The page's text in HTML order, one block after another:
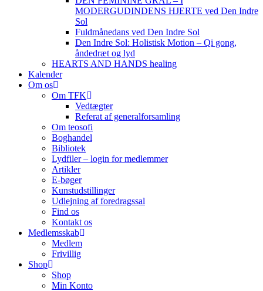
MODERGUDINDENS HJERTE ved Den Indre
Sol
Fuldmånedans ved Den Indre Sol
Den Indre Sol: Holistisk Motion – Qi gong,
åndedræt og lyd
HEARTS AND HANDS healing
Kalender
Om os
Om TFK
Vedtægter
Referat af generalforsamling
Om teosofi
Boghandel
Bibliotek
Lydfiler – login for medlemmer
Artikler
E-bøger
Kunstudstillinger
Udlejning af foredragssal
Find os
Kontakt os
Medlemsskab
Medlem
Frivillig
Shop
Shop
Min Konto